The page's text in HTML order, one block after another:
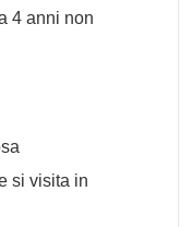
4 anni non
si visita in